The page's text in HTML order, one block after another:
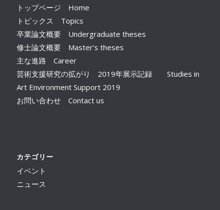
トップページ Home
トピックス Topics
卒業論文概要 Undergraduate theses
修士論文概要 Master’s theses
主な進路 Career
芸術支援研究の拡がり 2019年展示記録 Studies in
Art Environment Support 2019
お問い合わせ Contact us
カテゴリー
イベント
ニュース